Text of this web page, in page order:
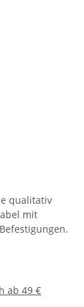
qualitativ
mit
ab 49 €